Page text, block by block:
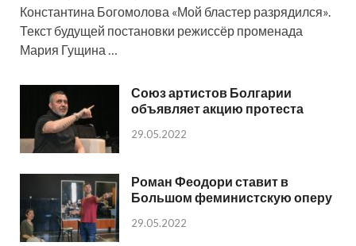
Константина Богомолова «Мой бластер разрядился».
Текст будущей постановки режиссёр променада
Мария Гущина …
Союз артистов Болгарии
объявляет акцию протеста
29.05.2022
Роман Феодори ставит в
Большом феминистскую оперу
29.05.2022